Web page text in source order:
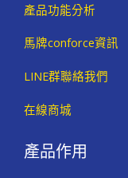
產品功能分析
馬牌conforce資訊
LINE群聯絡我們
在線商城
產品作用